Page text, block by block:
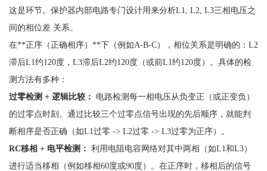
这是环节。保护器内部电路专门设计用来分析L1, L2, L3三相电压之
间的相位差 关系。
在**正序（正确相序）**下（例如A-B-C），相位关系是明确的：L2
滞后L1约120度，L3滞后L2约120度（或前L1约120度）。具体的检
测方法有多种：
过零检测 + 逻辑比较：
电路检测每一相电压从负变正（或正变负）
的过零点时刻。通过比较三个过零点信号出现的先后顺序，就能判
断相序是否正确（如L1过零 -> L2过零 -> L3过零为正序）。
RC移相 + 电平检测： 利用电阻电容网络对其中两相（如L1和L3）
进行适当移相（例如移相60度或90度）。在正序时，移相后的信号